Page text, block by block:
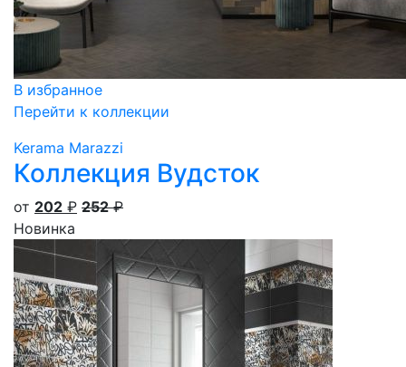
В избранное
Перейти к коллекции
Kerama Marazzi
Коллекция Вудсток
от 202 ₽ 252₽
Новинка